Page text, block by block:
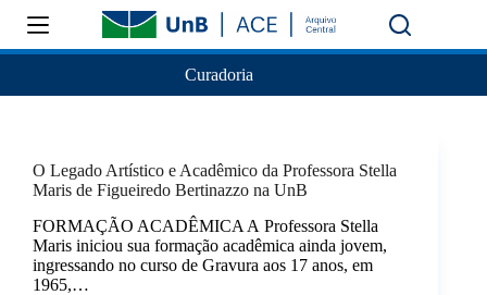
Curadoria
O Legado Artístico e Acadêmico da Professora Stella
Maris de Figueiredo Bertinazzo na UnB
FORMAÇÃO ACADÊMICA A Professora Stella
Maris iniciou sua formação acadêmica ainda jovem,
ingressando no curso de Gravura aos 17 anos, em
1965,…